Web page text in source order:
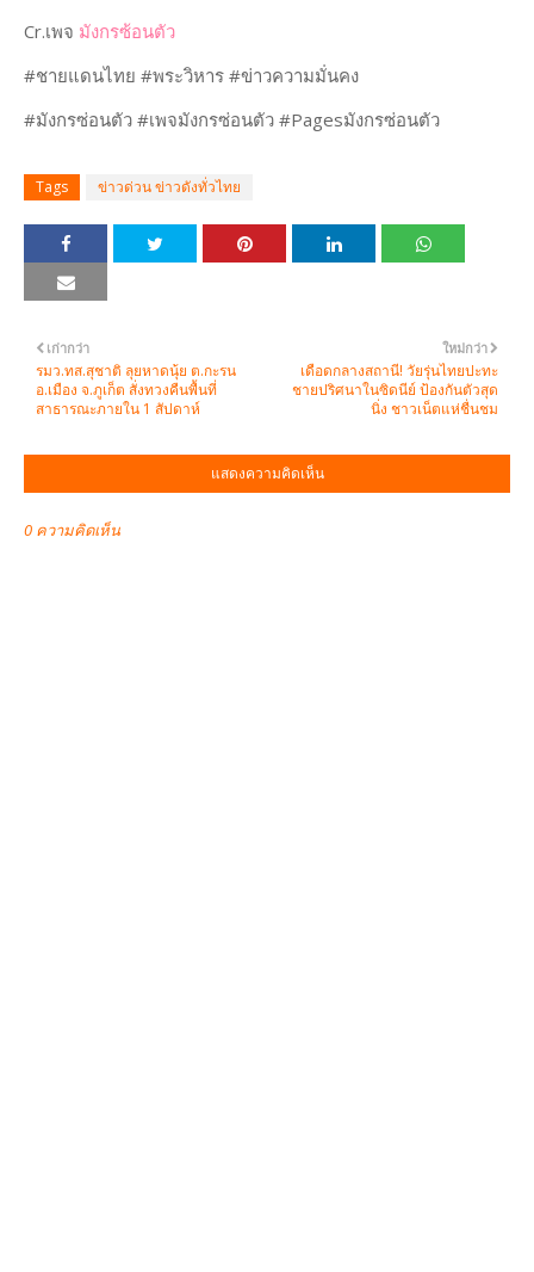
Cr.เพจ มังกรซ้อนตัว
#ชายแดนไทย #พระวิหาร #ข่าวความมั่นคง
#มังกรซ่อนตัว #เพจมังกรซ่อนตัว #Pagesมังกรซ่อนตัว
Tags ข่าวด่วน ข่าวดังทั่วไทย
ใหม่กว่า
เดือดกลางสถานี! วัยรุ่นไทยปะทะ
ชายปริศนาในซิดนีย์ ป้องกันตัวสุด
นิ่ง ชาวเน็ตแห่ชื่นชม
เก่ากว่า
รมว.ทส.สุชาติ ลุยหาดนุ้ย ต.กะรน
อ.เมือง จ.ภูเก็ต สั่งทวงคืนพื้นที่
สาธารณะภายใน 1 สัปดาห์
แสดงความคิดเห็น
0 ความคิดเห็น